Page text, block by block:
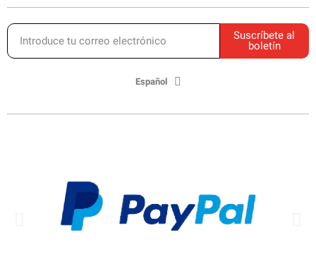
Suscríbete al
boletín
Español